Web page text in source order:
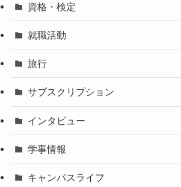
資格・検定
就職活動
旅行
サブスクリプション
インタビュー
学事情報
キャンパスライフ